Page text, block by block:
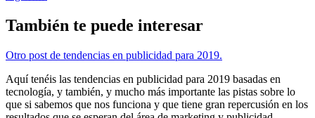
También te puede interesar
Otro post de tendencias en publicidad para 2019.
Aquí tenéis las tendencias en publicidad para 2019 basadas en
tecnología, y también, y mucho más importante las pistas sobre lo
que si sabemos que nos funciona y que tiene gran repercusión en los